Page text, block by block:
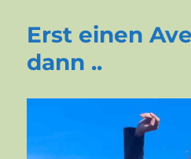
Erst einen
dann ..